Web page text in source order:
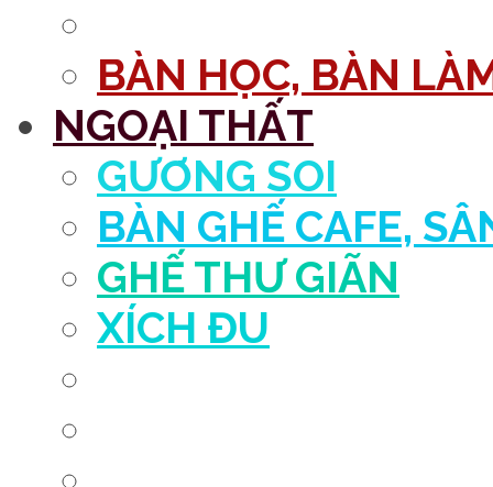
BÀN HỌC, BÀN
NGOẠI THẤT
GƯƠNG SOI
BÀN GHẾ CAFE,
GHẾ THƯ GIÃN
XÍCH ĐU